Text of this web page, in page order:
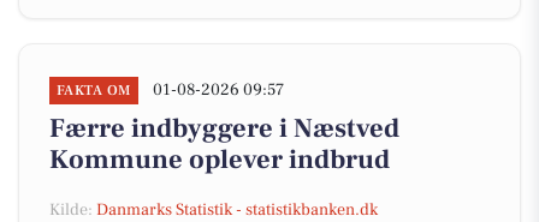
FAKTA OM 01-08-2026 09:57
Færre indbyggere i Næstved
Kommune oplever indbrud
Kilde: Danmarks Statistik - statistikbanken.dk